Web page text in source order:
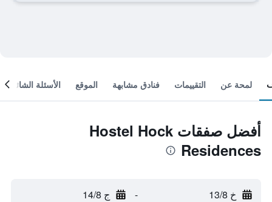
لمحة عن التقييمات فنادق مشابهة الموقع الأسئلة الشائعة
أفضل صفقات Hostel Hock
Residences
خ 13/8 - ج 14/8